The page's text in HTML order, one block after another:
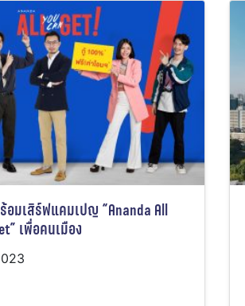
อมเสิร์ฟแคมเปญ “Ananda All
เพื่อคนเมือง